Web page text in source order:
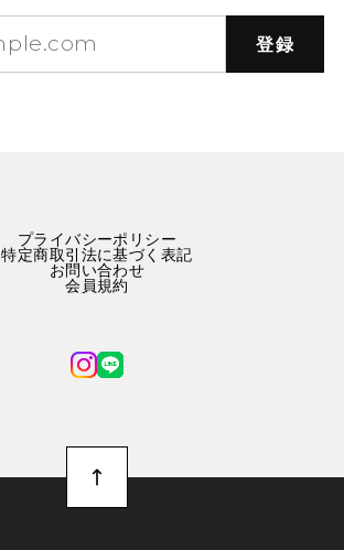
登録
プライバシーポリシー
特定商取引法に基づく表記
お問い合わせ
会員規約